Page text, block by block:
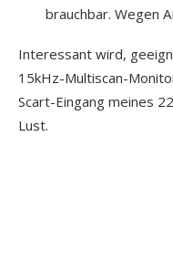
brauchbar. Wegen
Interessant wird,
15kHz-Multiscan-
Scart-Eingang meines
Lust.